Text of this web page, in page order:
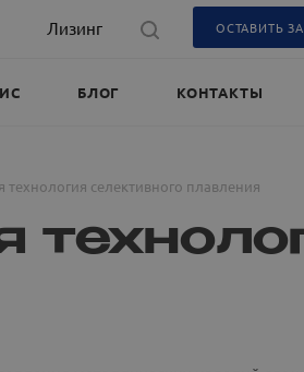
Лизинг ОСТАВИТЬ
БЛОГ КОНТАКТЫ
технология селективного плавления